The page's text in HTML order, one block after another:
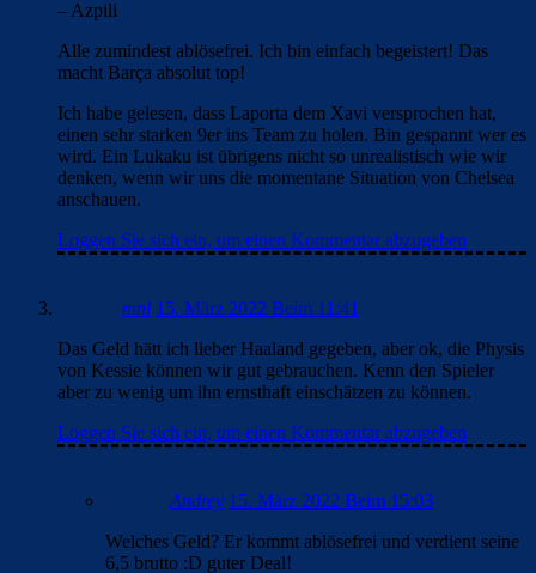
– Azpili
Alle zumindest ablösefrei. Ich bin einfach begeistert! Das
macht Barça absolut top!
Ich habe gelesen, dass Laporta dem Xavi versprochen hat,
einen sehr starken 9er ins Team zu holen. Bin gespannt wer es
wird. Ein Lukaku ist übrigens nicht so unrealistisch wie wir
denken, wenn wir uns die momentane Situation von Chelsea
anschauen.
Loggen Sie sich ein, um einen Kommentar abzugeben
mnl 15. März 2022 Beim 11:41
Das Geld hätt ich lieber Haaland gegeben, aber ok, die Physis
von Kessie können wir gut gebrauchen. Kenn den Spieler
aber zu wenig um ihn ernsthaft einschätzen zu können.
Loggen Sie sich ein, um einen Kommentar abzugeben
Andrey 15. März 2022 Beim 15:03
Welches Geld? Er kommt ablösefrei und verdient seine
6,5 brutto :D guter Deal!